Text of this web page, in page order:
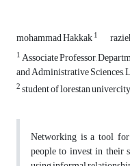
mohammad Hakkak1
1Associate Professor,
and Administrative
2student of lorestan univercity
Networking is a tool
people to invest in their